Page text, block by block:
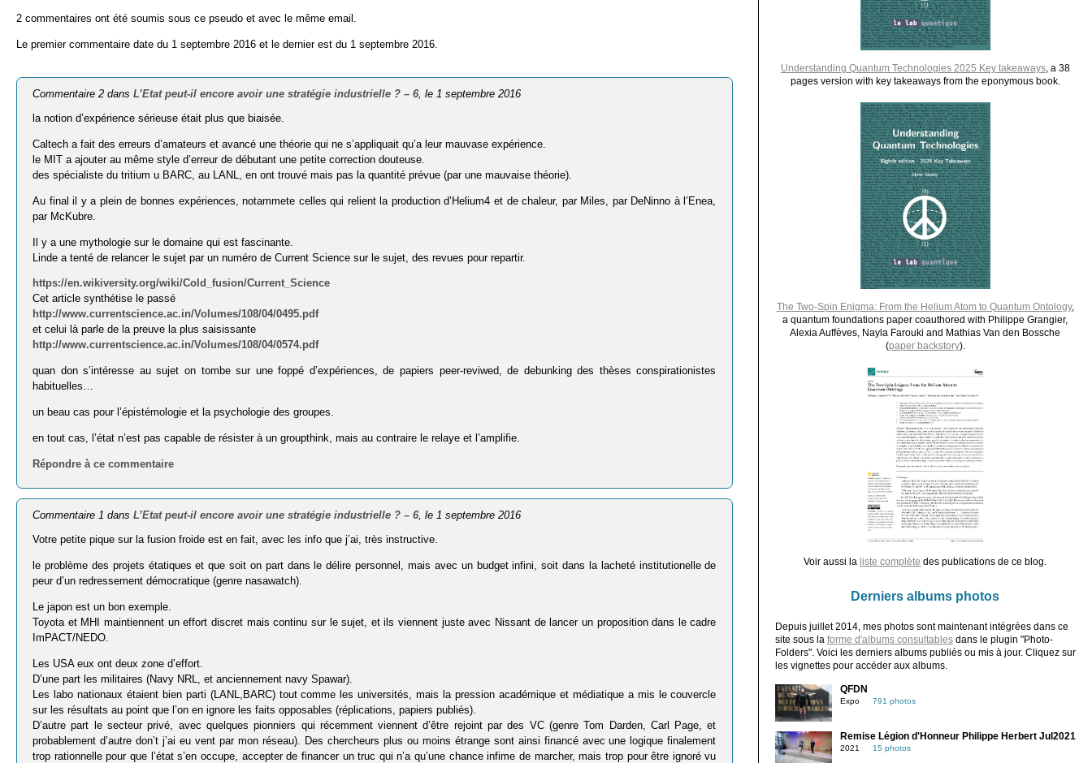
2 commentaires ont été soumis sous ce pseudo et avec le même email.
Le premier commentaire date du 1 septembre 2016 et le dernier est du 1 septembre 2016.
Commentaire 2 dansL’Etat peut-il encore avoir une stratégie industrielle ? – 6, le 1 septembre 2016
la notion d’expérience sérieuse était plus que biaisée.
Caltech a fait des erreurs d’amateurs et avancé une théorie qui ne s’appliquait qu’a leur mauvase expérience.
le MIT a ajouter au même style d’erreur de débutant une petite correction douteuse.
des spécialiste du tritium u BARC, au LANL, en ont trouvé mais pas la quantité prévue (par une mauvaise théorie).
Au final il y a plein de bonnes expériences, notammete celles qui relient la production d’Helium4 et de chaleur, par Miles, par DeNinno à l’Enea,
par McKubre.
Il y a une mythologie sur le domaine qui est fascinante.
Linde a tenté de relancer le sujet par un numéro de Current Science sur le sujet, des revues pour repartir.
https://en.wikiversity.org/wiki/Cold_fusion/Current_Science
Cet article synthétise le passé
http://www.currentscience.ac.in/Volumes/108/04/0495.pdf
et celui là parle de la preuve la plus saisissante
http://www.currentscience.ac.in/Volumes/108/04/0574.pdf
quan don s’intéresse au sujet on tombe sur une foppé d’expériences, de papiers peer-reviwed, de debunking des thèses conspirationistes
habituelles…
un beau cas pour l’épistémologie et la psychologie des groupes.
en tout cas, l’état n’est pas capable de résister à un groupthink, mais au contraire le relaye et l’amplifie.
Répondre à ce commentaire
Commentaire 1 dansL’Etat peut-il encore avoir une stratégie industrielle ? – 6, le 1 septembre 2016
Votre petite pique sur la fusion froide est en fait, avec les info que j’ai, très instructive.
le problème des projets étatiques et que soit on part dans le délire personnel, mais avec un budget infini, soit dans la lacheté institutionelle de
peur d’un redressement démocratique (genre nasawatch).
Le japon est un bon exemple.
Toyota et MHI maintiennent un effort discret mais continu sur le sujet, et ils viennent juste avec Nissant de lancer un proposition dans le cadre
ImPACT/NEDO.
Les USA eux ont deux zone d’effort.
D’une part les militaires (Navy NRL, et anciennement navy Spawar).
Les labo nationaux étaient bien parti (LANL,BARC) tout comme les universités, mais la pression académique et médiatique a mis le couvercle
sur les résultats au point que l’on en ignore les faits opposables (réplications, papiers publiés).
D’autre part le secteur privé, avec quelques pionniers qui récemment viennent d’être rejoint par des VC (genre Tom Darden, Carl Page, et
probablement d’autre don’t j’ai eu vent par mon réseau). Des chercheurs plus ou moins étrange sont ainsi financé avec une logique finalement
trop rationnelle pour que l’état s’en occupe, accepter de financer un truc qui n’a qu’une chance infime de marcher, mais trop pour être ignoré vu
Understanding Quantum Technologies 2025 Key takeaways, a 38
pages version with key takeaways from the eponymous book.
The Two-Spin Enigma: From the Helium Atom to Quantum Ontology,
a quantum foundations paper coauthored with Philippe Grangier,
Alexia Auffèves, Nayla Farouki and Mathias Van den Bossche
(paper backstory).
Voir aussi la liste complète des publications de ce blog.
Derniers albums photos
Depuis juillet 2014, mes photos sont maintenant intégrées dans ce
site sous la forme d'albums consultablesdans le plugin "Photo-
Folders". Voici les derniers albums publiés ou mis à jour. Cliquez sur
les vignettes pour accéder aux albums.
QFDN
Expo 791 photos
Remise Légion d'Honneur Philippe Herbert Jul2021
2021 15 photos